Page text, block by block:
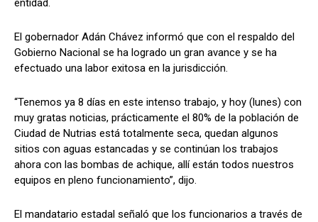
entidad.
El gobernador Adán Chávez informó que con el respaldo del
Gobierno Nacional se ha logrado un gran avance y se ha
efectuado una labor exitosa en la jurisdicción.
“Tenemos ya 8 días en este intenso trabajo, y hoy (lunes) con
muy gratas noticias, prácticamente el 80% de la población de
Ciudad de Nutrias está totalmente seca, quedan algunos
sitios con aguas estancadas y se continúan los trabajos
ahora con las bombas de achique, allí están todos nuestros
equipos en pleno funcionamiento”, dijo.
El mandatario estadal señaló que los funcionarios a través de